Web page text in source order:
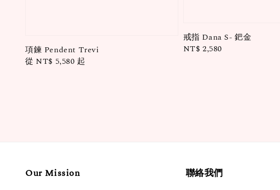
項鍊 Pendent Trevi
Regular
從 NT$ 5,580 起
戒指 Dana S- 鈀金
Regular
NT$ 2,580
Our Mission 聯絡我們